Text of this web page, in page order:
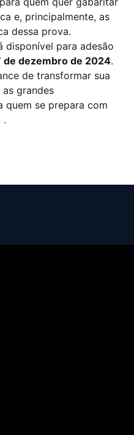
e, principalmente, as
dessa prova.
disponível para adesão
de dezembro de 2024.
de transformar sua
grandes
quem se prepara com
.